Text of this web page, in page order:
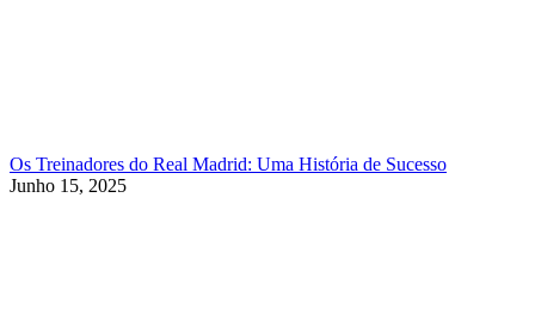
Os Treinadores do Real Madrid: Uma História de Sucesso
Junho 15, 2025